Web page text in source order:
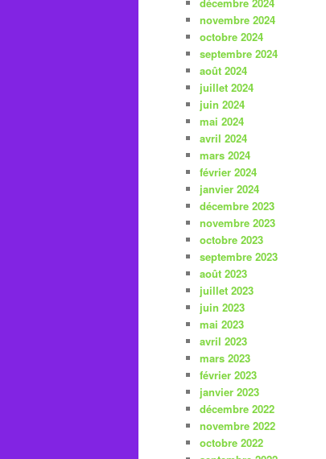
décembre 2024
novembre 2024
octobre 2024
septembre 2024
août 2024
juillet 2024
juin 2024
mai 2024
avril 2024
mars 2024
février 2024
janvier 2024
décembre 2023
novembre 2023
octobre 2023
septembre 2023
août 2023
juillet 2023
juin 2023
mai 2023
avril 2023
mars 2023
février 2023
janvier 2023
décembre 2022
novembre 2022
octobre 2022